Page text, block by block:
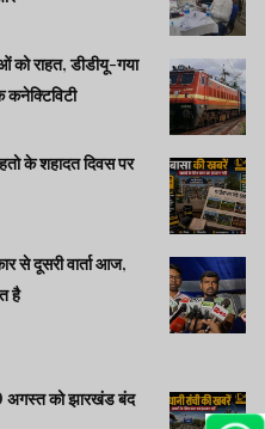
राहत, डीडीयू-गया
से दूसरी वार्ता आज,
है
को झारखंड बंद